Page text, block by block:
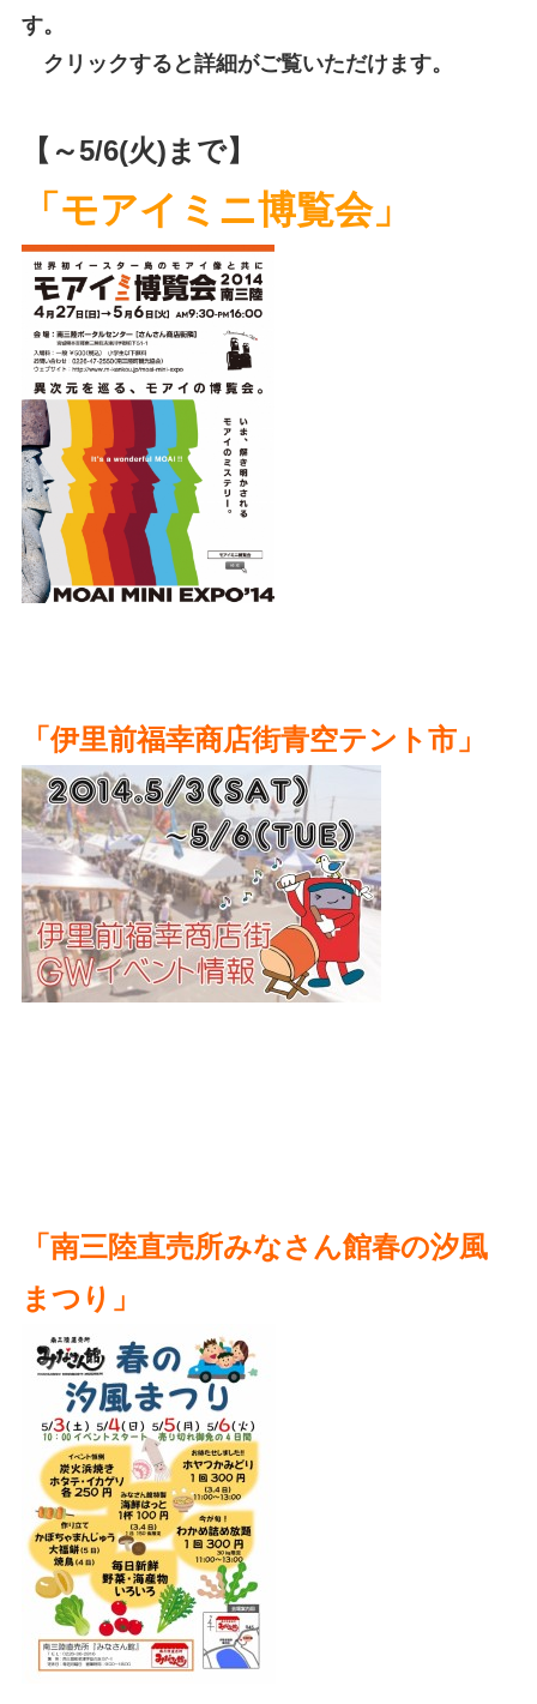
す。
クリックすると詳細がご覧いただけます。
【～5/6(火)まで】
「モアイミニ博覧会」
「伊里前福幸商店街青空テント市」
「南三陸直売所みなさん館春の汐風
まつり」